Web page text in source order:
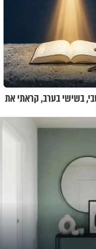
בשישי בערב, קראתי את